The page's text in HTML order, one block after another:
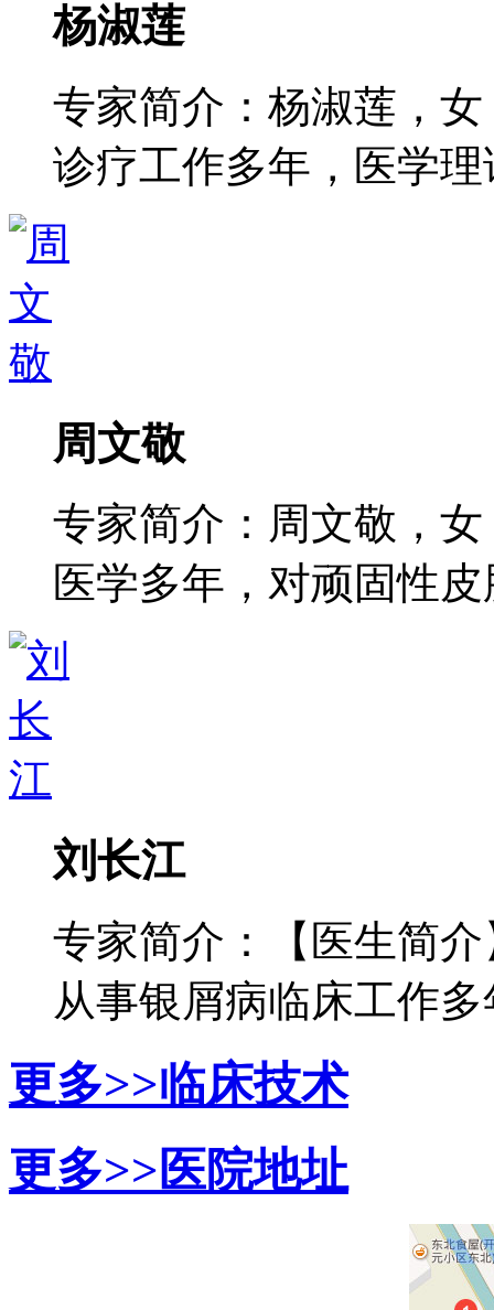
杨淑莲
专家简介：杨淑莲，
诊疗工作多年，医学理
周文敬
专家简介：周文敬，
医学多年，对顽固性皮
刘长江
专家简介：【医生简
从事银屑病临床工作多
更多>>临床技术
更多>>医院地址